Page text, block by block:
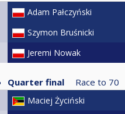
Adam Pałczyński
Szymon Bruśnicki
Jeremi Nowak
Quarter final Race to 70
Maciej Życiński